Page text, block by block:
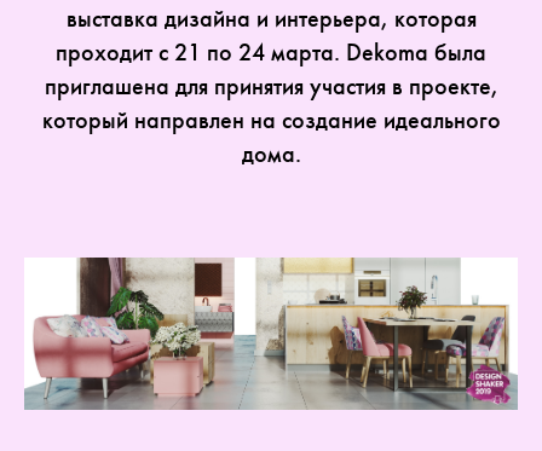
ПОЛЕЗНАЯ ИНФОРМАЦИЯ
Брошюры
для прессы
Работа
рассылка
ISSUU
Facebook
Instagram
Pinterest
Youtube
Рабочий стол подрядчика
выставка дизайна и интерьера, которая
проходит с 21 по 24 марта. Dekoma была
приглашена для принятия участия в проекте,
который направлен на создание идеального
дома.